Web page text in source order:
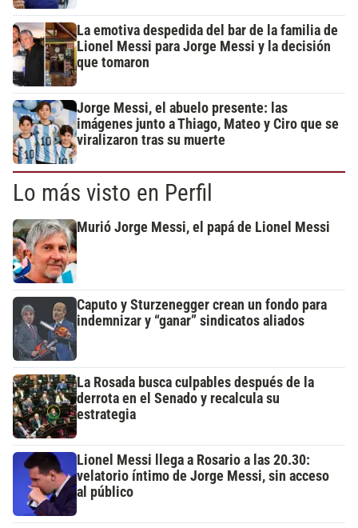
La emotiva despedida del bar de la familia de
Lionel Messi para Jorge Messi y la decisión
que tomaron
Jorge Messi, el abuelo presente: las
imágenes junto a Thiago, Mateo y Ciro que se
viralizaron tras su muerte
Lo más visto en Perfil
Murió Jorge Messi, el papá de Lionel Messi
Caputo y Sturzenegger crean un fondo para
indemnizar y “ganar” sindicatos aliados
La Rosada busca culpables después de la
derrota en el Senado y recalcula su
estrategia
Lionel Messi llega a Rosario a las 20.30:
velatorio íntimo de Jorge Messi, sin acceso
al público